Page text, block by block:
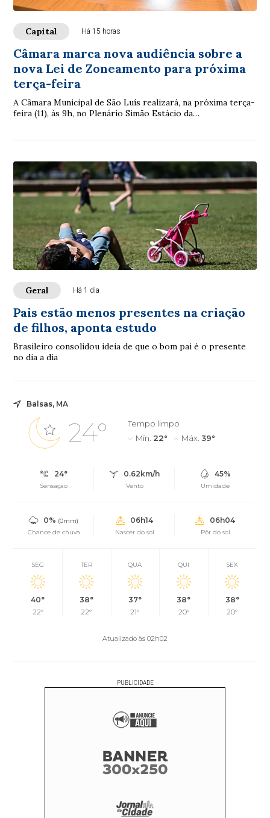
Capital Há 15 horas
Câmara marca nova audiência sobre a
nova Lei de Zoneamento para próxima
terça-feira
A Câmara Municipal de São Luís realizará, na próxima terça-
feira (11), às 9h, no Plenário Simão Estácio da
Geral Há 1 dia
Pais estão menos presentes na criação
de filhos, aponta estudo
Brasileiro consolidou ideia de que o bom pai é o presente
no dia a dia
Balsas, MA
24°
Tempo limpo
Mín. 22° Máx. 39°
24°
Sensação
0.62km/h
Vento
45%
Umidade
0% (0mm)
Chance de chuva
06h14
Nascer do sol
06h04
Pôr do sol
SEG
40°
22°
TER
38°
22°
QUA
37°
21°
QUI
38°
20°
SEX
38°
20°
Atualizado às 02h02
PUBLICIDADE